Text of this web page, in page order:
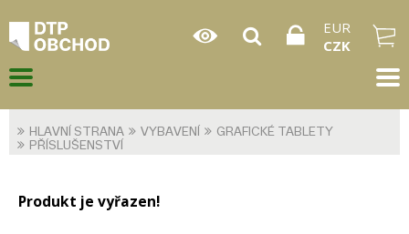
EUR
CZK
HLAVNÍ STRANA VYBAVENÍ
GRAFICKÉ TABLETY
PŘÍSLUŠENSTVÍ
Produkt je vyřazen!